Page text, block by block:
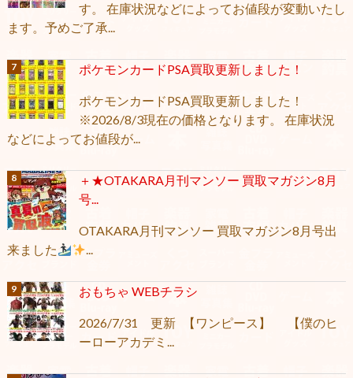
す。 在庫状況などによってお値段が変動いたし
ます。予めご了承...
ポケモンカードPSA買取更新しました！
ポケモンカードPSA買取更新しました！
※2026/8/3現在の価格となります。 在庫状況
などによってお値段が...
＋★OTAKARA月刊マンソー 買取マガジン8月
号...
OTAKARA月刊マンソー 買取マガジン8月号出
来ました
...
おもちゃ WEBチラシ
2026/7/31 更新 【ワンピース】 【僕のヒ
ーローアカデミ...